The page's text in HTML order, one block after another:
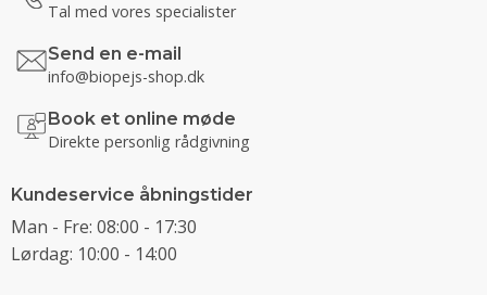
Tal med vores specialister
Send en e-mail
info@biopejs-shop.dk
Book et online møde
Direkte personlig rådgivning
Kundeservice åbningstider
Man - Fre: 08:00 - 17:30
Lørdag: 10:00 - 14:00